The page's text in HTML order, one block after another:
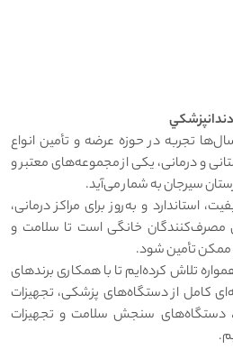
تجربه در حوزه عرضه و تأمین انواع
و درمانی، یکی از مجموعه‌های معتبر و
سیرجان به شمار می‌آید.
استاندارد و به‌روز برای مراکز درمانی،
مصرف‌کنندگان خانگی است تا سلامت و
ممکن تأمین شود.
تلاش کرده‌ایم تا با همکاری برندهای
کامل از دستگاه‌های پزشکی، تجهیزات
دستگاه‌های سنجش سلامت و تجهیزات